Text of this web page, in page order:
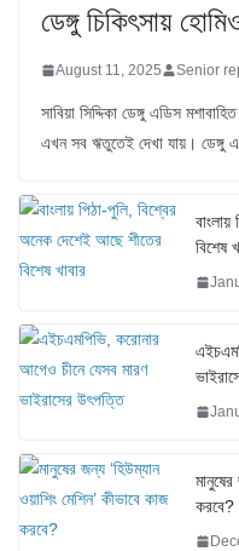
ডেঙ্গু চিকিৎসায়
August 11, 2025 Senior
সাবিয়া সিদ্দিকা ডেঙ্গু এডিস
এখন সব ঋতুতেই দেখা যায়। ডেঙ্গু
বিশেষ
করবে?